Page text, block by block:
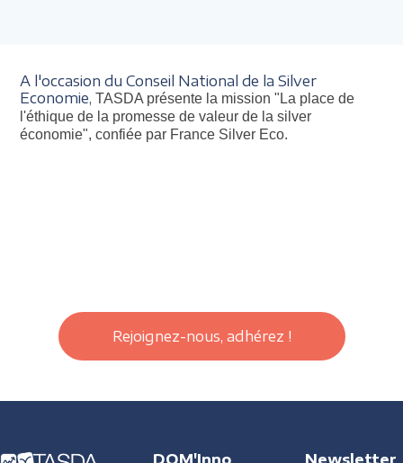
A l'occasion du Conseil National de la Silver
Economie,TASDA présente la mission "La place de
l'éthique de la promesse de valeur de la silver
économie", confiée par France Silver Eco.
Rejoignez-nous, adhérez !
DOM'Inno Newsletter